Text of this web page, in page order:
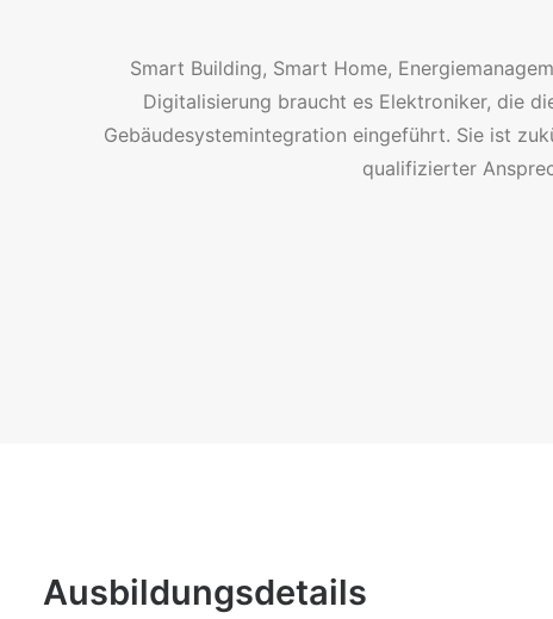
Smart Building, Smart Home,
Digitalisierung braucht es Elektroniker, die
Gebäudesystemintegration eingeführt. Sie ist
qualifizierter
Ausbildungsdetails